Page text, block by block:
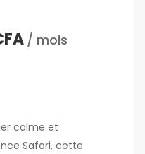
/ mois
calme et
Safari, cette